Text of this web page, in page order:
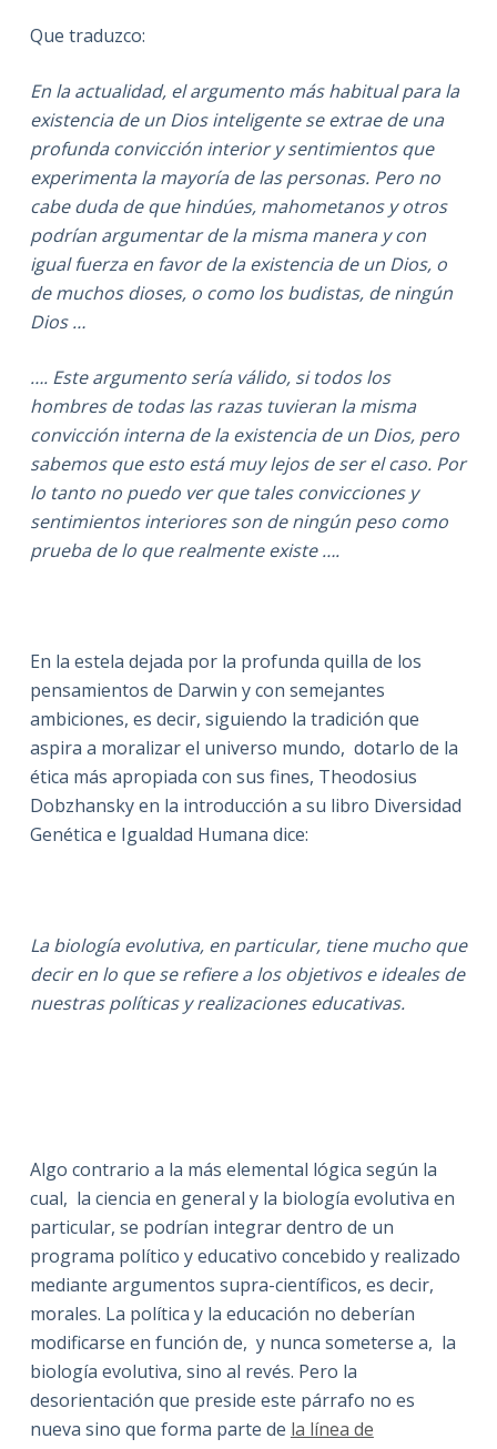
Que traduzco:
En la actualidad, el argumento más habitual para la
existencia de un Dios inteligente se extrae de una
profunda convicción interior y sentimientos que
experimenta la mayoría de las personas. Pero no
cabe duda de que hindúes, mahometanos y otros
podrían argumentar de la misma manera y con
igual fuerza en favor de la existencia de un Dios, o
de muchos dioses, o como los budistas, de ningún
Dios …
…. Este argumento sería válido, si todos los
hombres de todas las razas tuvieran la misma
convicción interna de la existencia de un Dios, pero
sabemos que esto está muy lejos de ser el caso. Por
lo tanto no puedo ver que tales convicciones y
sentimientos interiores son de ningún peso como
prueba de lo que realmente existe ….
En la estela dejada por la profunda quilla de los
pensamientos de Darwin y con semejantes
ambiciones, es decir, siguiendo la tradición que
aspira a moralizar el universo mundo, dotarlo de la
ética más apropiada con sus fines, Theodosius
Dobzhansky en la introducción a su libro Diversidad
Genética e Igualdad Humana dice:
La biología evolutiva, en particular, tiene mucho que
decir en lo que se refiere a los objetivos e ideales de
nuestras políticas y realizaciones educativas.
Algo contrario a la más elemental lógica según la
cual, la ciencia en general y la biología evolutiva en
particular, se podrían integrar dentro de un
programa político y educativo concebido y realizado
mediante argumentos supra-científicos, es decir,
morales. La política y la educación no deberían
modificarse en función de, y nunca someterse a, la
biología evolutiva, sino al revés. Pero la
desorientación que preside este párrafo no es
nueva sino que forma parte de la línea de